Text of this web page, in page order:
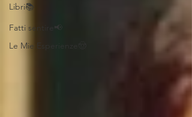
Libri📚
Fatti sentire📢
Le Mie Esperienze🤠